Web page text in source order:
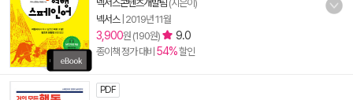
넥서스콘텐츠개발팀 (지은이)
넥서스| 2019년 11월
3,900원 (190원) 9.0
종이책 정가 대비 54%할인
PDF